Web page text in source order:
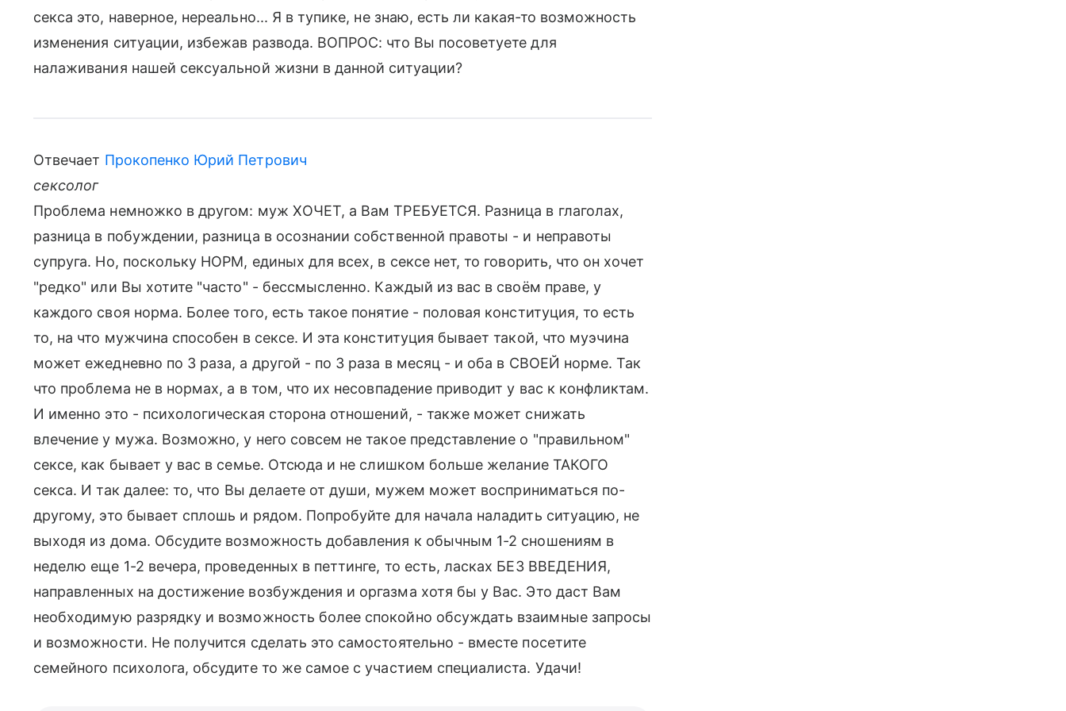
секса это, наверное, нереально... Я в тупике, не знаю, есть ли какая-то возможность
изменения ситуации, избежав развода. ВОПРОС: что Вы посоветуете для
налаживания нашей сексуальной жизни в данной ситуации?
Отвечает Прокопенко Юрий Петрович
сексолог
Проблема немножко в другом: муж ХОЧЕТ, а Вам ТРЕБУЕТСЯ. Разница в глаголах,
разница в побуждении, разница в осознании собственной правоты - и неправоты
супруга. Но, поскольку НОРМ, единых для всех, в сексе нет, то говорить, что он хочет
"редко" или Вы хотите "часто" - бессмысленно. Каждый из вас в своём праве, у
каждого своя норма. Более того, есть такое понятие - половая конституция, то есть
то, на что мужчина способен в сексе. И эта конституция бывает такой, что муэчина
может ежедневно по 3 раза, а другой - по 3 раза в месяц - и оба в СВОЕЙ норме. Так
что проблема не в нормах, а в том, что их несовпадение приводит у вас к конфликтам.
И именно это - психологическая сторона отношений, - также может снижать
влечение у мужа. Возможно, у него совсем не такое представление о "правильном"
сексе, как бывает у вас в семье. Отсюда и не слишком больше желание ТАКОГО
секса. И так далее: то, что Вы делаете от души, мужем может восприниматься по-
другому, это бывает сплошь и рядом. Попробуйте для начала наладить ситуацию, не
выходя из дома. Обсудите возможность добавления к обычным 1-2 сношениям в
неделю еще 1-2 вечера, проведенных в петтинге, то есть, ласках БЕЗ ВВЕДЕНИЯ,
направленных на достижение возбуждения и оргазма хотя бы у Вас. Это даст Вам
необходимую разрядку и возможность более спокойно обсуждать взаимные запросы
и возможности. Не получится сделать это самостоятельно - вместе посетите
семейного психолога, обсудите то же самое с участием специалиста. Удачи!